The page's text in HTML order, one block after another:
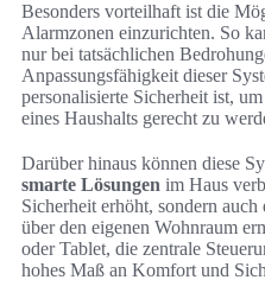
Besonders vorteilhaft ist die
Alarmzonen einzurichten. So
nur bei tatsächlichen
Anpassungsfähigkeit dieser
personalisierte Sicherheit ist,
eines Haushalts gerecht zu
Darüber hinaus können diese
smarte Lösungen im Haus
Sicherheit erhöht, sondern
über den eigenen Wohnraum
oder Tablet, die zentrale
hohes Maß an Komfort und